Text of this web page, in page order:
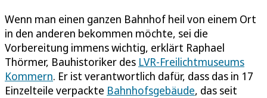
Wenn man einen ganzen Bahnhof heil von einem Ort
in den anderen bekommen möchte, sei die
Vorbereitung immens wichtig, erklärt Raphael
Thörmer, Bauhistoriker des LVR-Freilichtmuseums
Kommern. Er ist verantwortlich dafür, dass das in 17
Einzelteile verpackte Bahnhofsgebäude, das seit